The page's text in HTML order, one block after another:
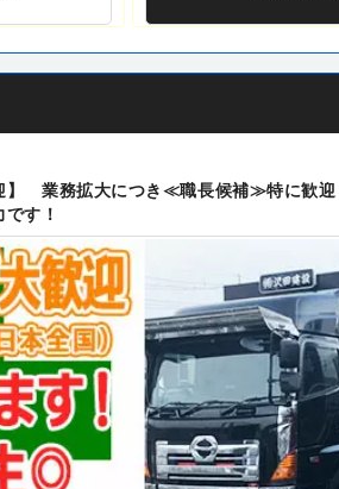
】 業務拡大につき≪職長候補≫特に歓
す！